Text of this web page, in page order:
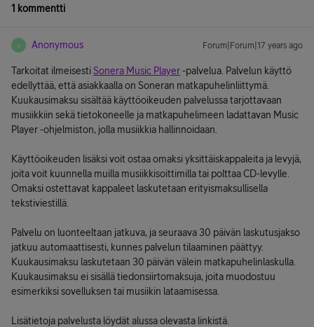
1 kommentti
A Anonymous Forum|Forum|17 years ago
Tarkoitat ilmeisestiSonera Music Player-palvelua. Palvelun käyttö
edellyttää, että asiakkaalla on Soneran matkapuhelinliittymä.
Kuukausimaksu sisältää käyttöoikeuden palvelussa tarjottavaan
musiikkiin sekä tietokoneelle ja matkapuhelimeen ladattavan Music
Player -ohjelmiston, jolla musiikkia hallinnoidaan.
Käyttöoikeuden lisäksi voit ostaa omaksi yksittäiskappaleita ja levyjä,
joita voit kuunnella muilla musiikkisoittimilla tai polttaa CD-levylle.
Omaksi ostettavat kappaleet laskutetaan erityismaksullisella
tekstiviestillä.
Palvelu on luonteeltaan jatkuva, ja seuraava 30 päivän laskutusjakso
jatkuu automaattisesti, kunnes palvelun tilaaminen päättyy.
Kuukausimaksu laskutetaan 30 päivän välein matkapuhelinlaskulla.
Kuukausimaksu ei sisällä tiedonsiirtomaksuja, joita muodostuu
esimerkiksi sovelluksen tai musiikin lataamisessa.
Lisätietoja palvelusta löydät alussa olevasta linkistä.